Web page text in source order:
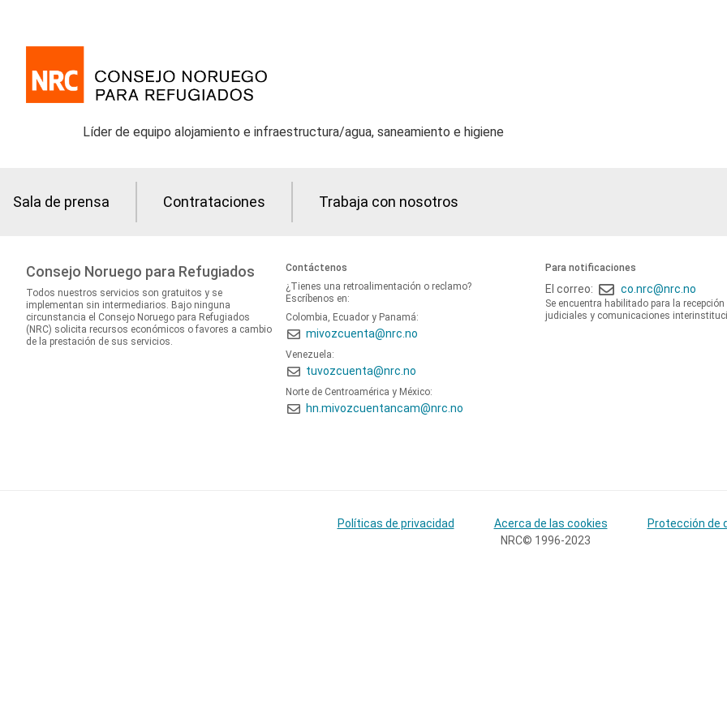
Líder de equipo alojamiento e infraestructura/agua, saneamiento e higiene
Sala de prensa Contrataciones Trabaja con nosotros
Consejo Noruego para Refugiados
Todos nuestros servicios son gratuitos y se
implementan sin intermediarios. Bajo ninguna
circunstancia el Consejo Noruego para Refugiados
(NRC) solicita recursos económicos o favores a cambio
de la prestación de sus servicios.
Contáctenos
¿Tienes una retroalimentación o reclamo?
Escríbenos en:
Colombia, Ecuador y Panamá:
mivozcuenta@nrc.no
Venezuela:
tuvozcuenta@nrc.no
Norte de Centroamérica y México:
hn.mivozcuentancam@nrc.no
Para notificaciones
El correo: co.nrc@nrc.no
Se encuentra habilitado para la
judiciales y comunicaciones
Políticas de privacidad Acerca de las cookies
Protección de
NRC© 1996-2023